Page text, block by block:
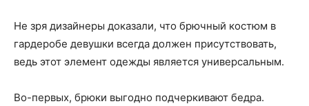
Не зря дизайнеры доказали, что брючный костюм в
гардеробе девушки всегда должен присутствовать,
ведь этот элемент одежды является универсальным.
Во-первых, брюки выгодно подчеркивают бедра.